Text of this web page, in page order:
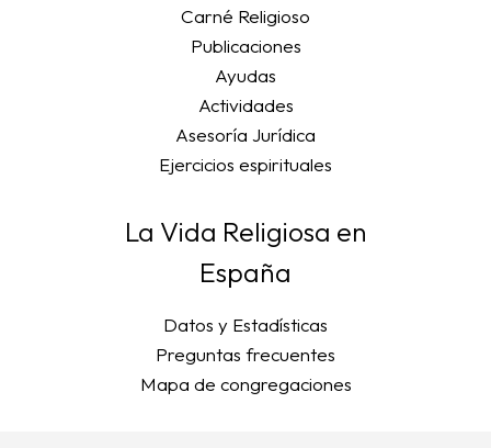
Carné Religioso
Publicaciones
Ayudas
Actividades
Asesoría Jurídica
Ejercicios espirituales
La Vida Religiosa en
España
Datos y Estadísticas
Preguntas frecuentes
Mapa de congregaciones